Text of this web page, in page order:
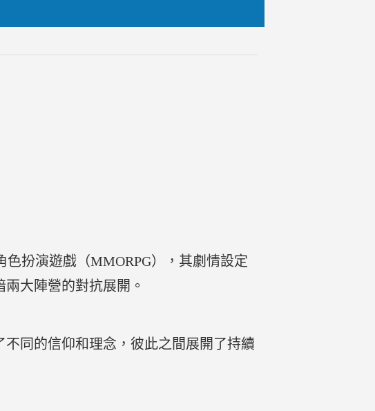
色扮演遊戲（MMORPG），其劇情設定
大陣營的對抗展開。
不同的信仰和理念，彼此之間展開了持續